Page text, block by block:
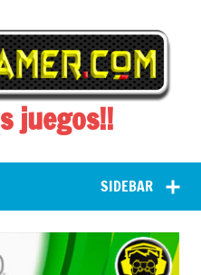
juegos!!
SIDEBAR